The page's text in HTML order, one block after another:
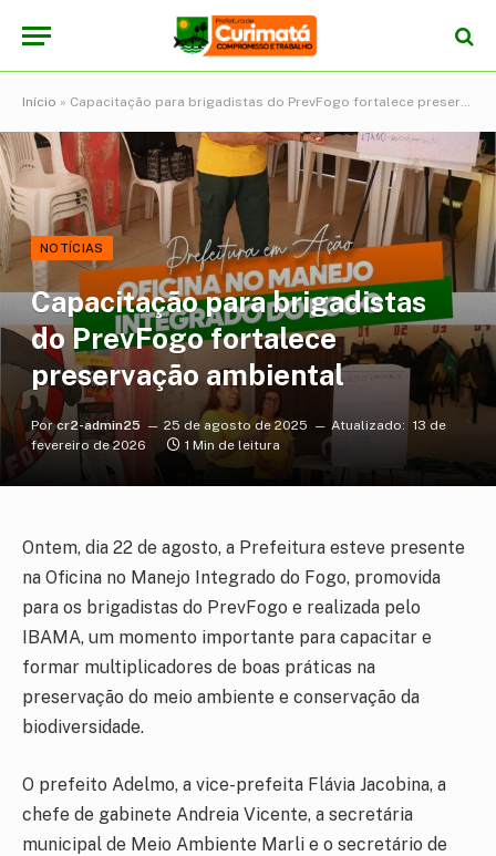
Início » Capacitação para brigadistas do PrevFogo fortalece preservação ambiental
NOTÍCIAS
Capacitação para brigadistas
do PrevFogo fortalece
preservação ambiental
Por cr2-admin25 25 de agosto de 2025 Atualizado: 13 de
fevereiro de 2026
1 Min de leitura
Ontem, dia 22 de agosto, a Prefeitura esteve presente
na Oficina no Manejo Integrado do Fogo, promovida
para os brigadistas do PrevFogo e realizada pelo
IBAMA, um momento importante para capacitar e
formar multiplicadores de boas práticas na
preservação do meio ambiente e conservação da
biodiversidade.
O prefeito Adelmo, a vice-prefeita Flávia Jacobina, a
chefe de gabinete Andreia Vicente, a secretária
municipal de Meio Ambiente Marli e o secretário de